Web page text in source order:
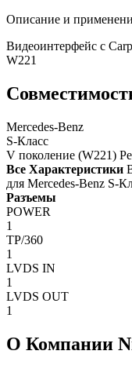
Описание и
Видеоинтерфейс с
W221
Mercedes-Benz
S-Класс
V поколение (W221)
Все Характеристики
для Mercedes-Benz S-
Разъемы
POWER
1
TP/360
1
LVDS IN
1
LVDS OUT
1
О Компании